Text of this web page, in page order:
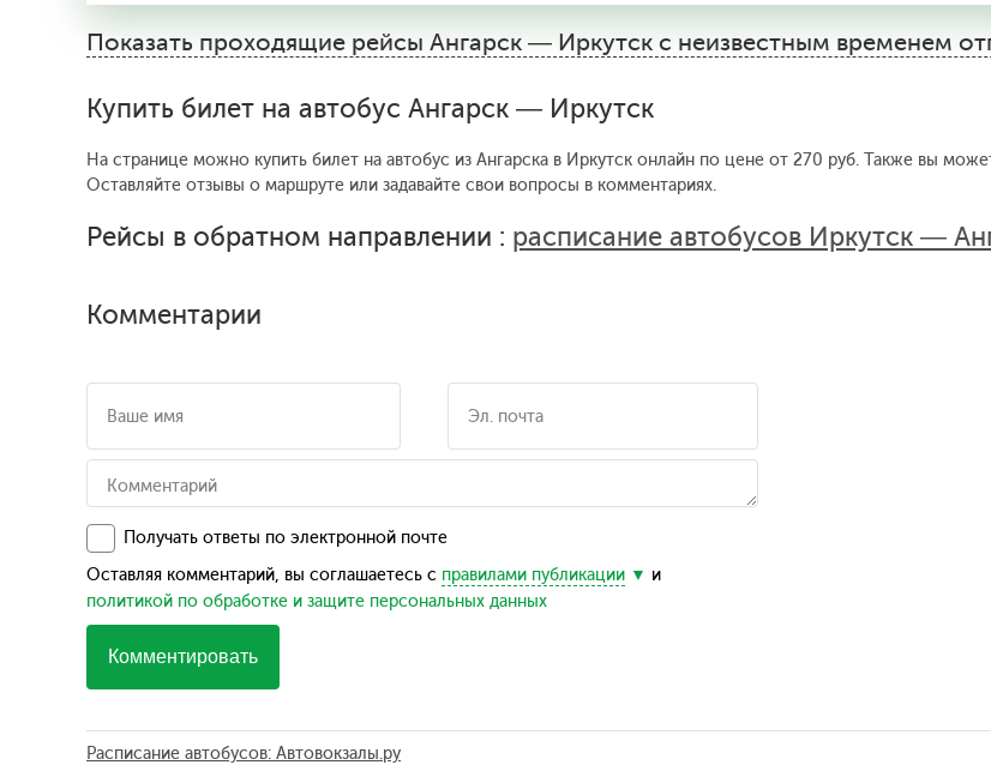
Показать проходящие рейсы Ангарск — Иркутск с неизвестным временем
Купить билет на автобус Ангарск — Иркутск
На странице можно купить билет на автобус из Ангарска в Иркутск онлайн по цене от 270 руб. Также вы
Оставляйте отзывы о маршруте или задавайте свои вопросы в комментариях.
Рейсы в обратном направлении : расписание автобусов Иркутск —
Комментарии
Получать ответы по электронной почте
Оставляя комментарий, вы соглашаетесь с правилами публикации
и
политикой по обработке и защите персональных данных
Комментировать
Расписание автобусов: Автовокзалы.ру